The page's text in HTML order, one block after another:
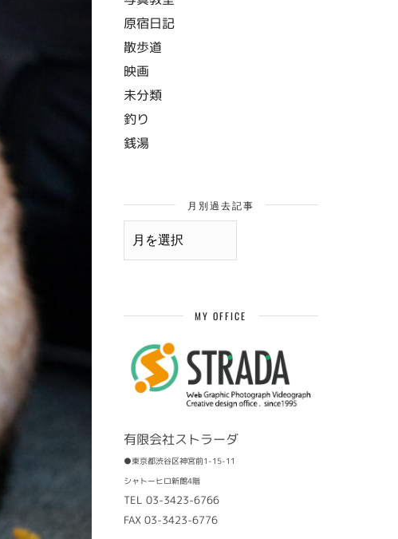
原宿日記
散歩道
映画
未分類
釣り
銭湯
月別過去記事
月
MY OFFICE
有限会社ストラーダ
●東京都渋谷区神宮前1-15-11
シャトーヒロ新館4階
TEL 03-3423-6766
FAX 03-3423-6776